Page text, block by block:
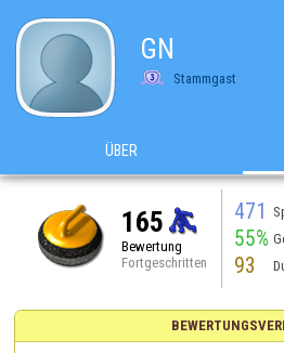
GN
Stammgast
ÜBER
165
Bewertung
Fortgeschritten
471
55%
93